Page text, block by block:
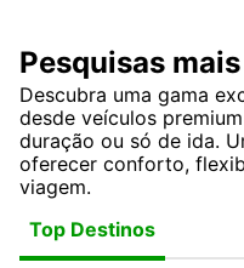
Pesquisas
Descubra uma gama
desde veículos
duração ou só de ida.
oferecer conforto,
viagem.
Top Destinos